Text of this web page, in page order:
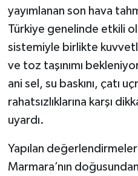
yayımlanan son hava
Türkiye genelinde etkili
sistemiyle birlikte kuvvetli
ve toz taşınımı
ani sel, su baskını, çatı
rahatsızlıklarına karşı
uyardı.
Yapılan
Marmara’nın